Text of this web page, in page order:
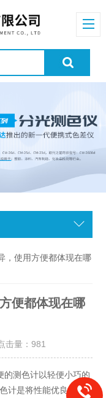
，使用方便都体现在哪
便都体现在哪
量： 981
的测色计以轻便小巧的
计是将性能优良、使